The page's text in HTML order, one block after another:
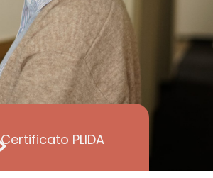
Certificato PLIDA